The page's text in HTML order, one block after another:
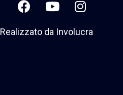
Realizzato da Involucra